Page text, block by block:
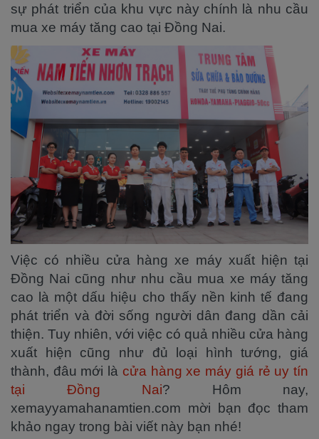
sự phát triển của khu vực này chính là nhu cầu
mua xe máy tăng cao tại Đồng Nai.
Việc có nhiều cửa hàng xe máy xuất hiện tại
Đồng Nai cũng như nhu cầu mua xe máy tăng
cao là một dấu hiệu cho thấy nền kinh tế đang
phát triển và đời sống người dân đang dần cải
thiện. Tuy nhiên, với việc có quả nhiều cửa hàng
xuất hiện cũng như đủ loại hình tướng, giá
thành, đâu mới là cửa hàng xe máy giá rẻ uy tín
tại Đồng Nai? Hôm nay,
xemayyamahanamtien.com mời bạn đọc tham
khảo ngay trong bài viết này bạn nhé!